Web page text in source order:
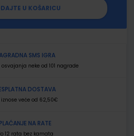
U KOŠARICU
SMS IGRA
neke od 101 nagrade
DOSTAVA
iznose veće od 62,50€
PLAĆANJE NA RATE
12 rata bez kamata